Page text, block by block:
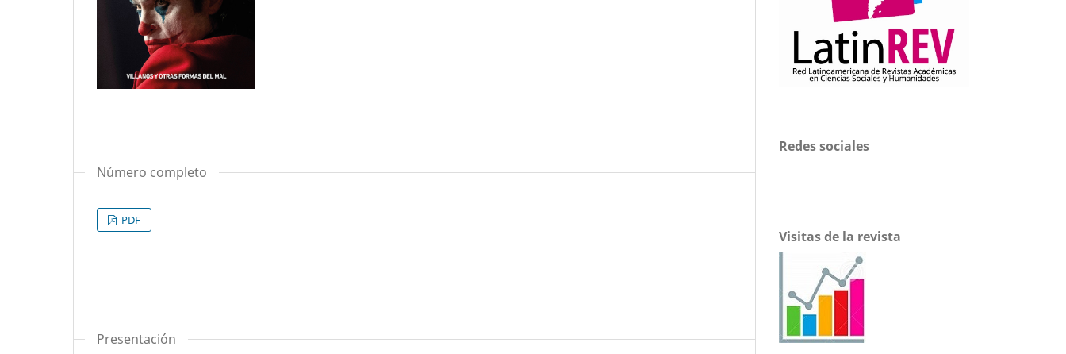
Número completo
PDF
Presentación
Redes sociales
Visitas de la revista